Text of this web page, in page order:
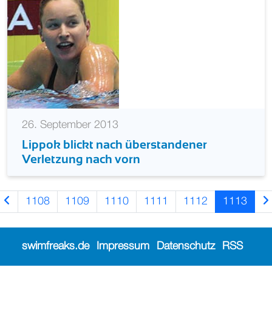
26. September 2013
Lippok blickt nach überstandener
Verletzung nach vorn